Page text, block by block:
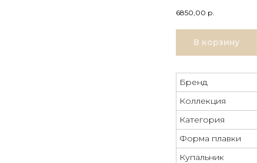
6850,00 р.
В корзину
Бренд
Коллекция
Категория
Форма плавки
Купальник